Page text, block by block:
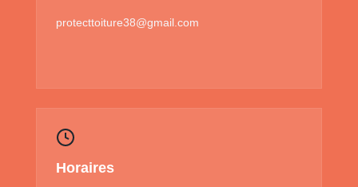
protecttoiture38@gmail.com
Horaires